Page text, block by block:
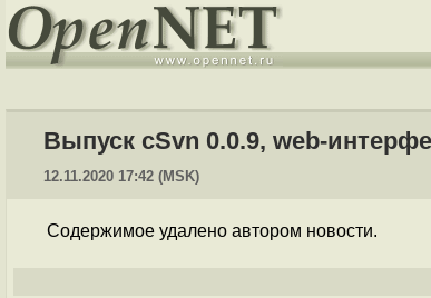
Выпуск cSvn 0.0.9, web-
12.11.2020 17:42 (MSK)
Содержимое удалено автором новости.